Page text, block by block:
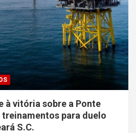
à vitória sobre a Ponte
para duelo
S.C.